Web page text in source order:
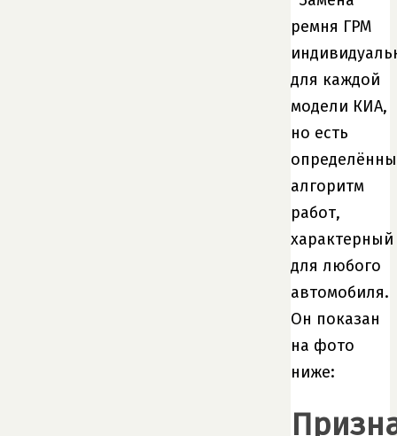
ремня ГРМ
для каждой
модели КИА,
но есть
алгоритм
работ,
характерный
для любого
автомобиля.
Он показан
на фото
ниже: